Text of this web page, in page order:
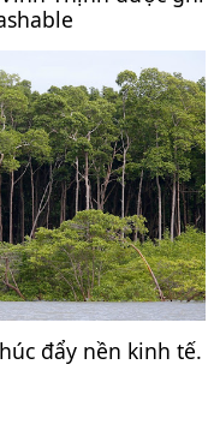
đẩy nền kinh tế.